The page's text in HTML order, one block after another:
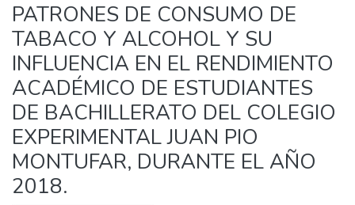
PATRONES DE CONSUMO DE
TABACO Y ALCOHOL Y SU
INFLUENCIA EN EL RENDIMIENTO
ACADÉMICO DE ESTUDIANTES
DE BACHILLERATO DEL COLEGIO
EXPERIMENTAL JUAN PIO
MONTUFAR, DURANTE EL AÑO
2018.